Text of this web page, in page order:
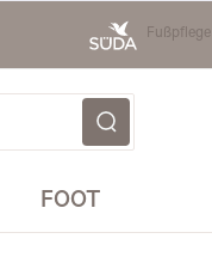
Fußpflege
FOOT